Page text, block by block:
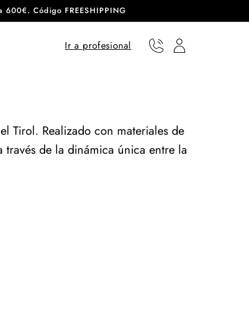
Código FREESHIPPING
Ir a profesional Teléfono Usuario
Tirol. Realizado con materiales de
de la dinámica única entre la